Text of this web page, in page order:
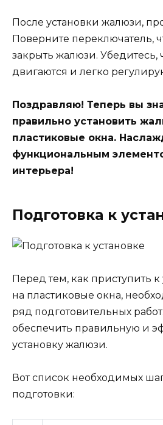
После установки жалюзи,
Поверните переключатель,
закрыть жалюзи. Убедитесь,
двигаются и легко
Поздравляю! Теперь вы
правильно установить
пластиковые окна.
функциональным
интерьера!
Подготовка к
Перед тем, как приступить
на пластиковые окна,
ряд подготовительных
обеспечить правильную и
установку жалюзи.
Вот список необходимых
подготовки: